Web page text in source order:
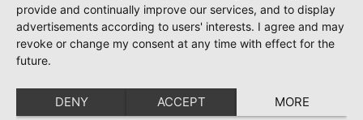
provide and continually improve our services, and to display
advertisements according to users' interests. I agree and may
revoke or change my consent at any time with effect for the
future.
DENY ACCEPT MORE